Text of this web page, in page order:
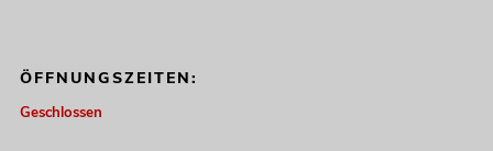
ÖFFNUNGSZEITEN:
Geschlossen